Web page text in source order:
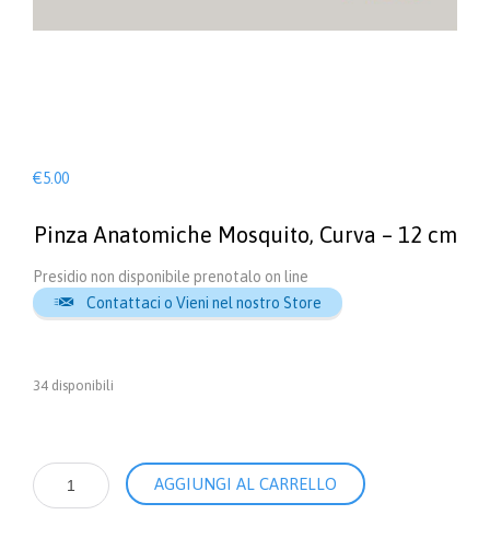
€5.00
Pinza Anatomiche Mosquito, Curva – 12 cm
Presidio non disponibile prenotalo on line
 Contattaci o Vieni nel nostro Store
34 disponibili
Pinza
Anatomiche
AGGIUNGI AL CARRELLO